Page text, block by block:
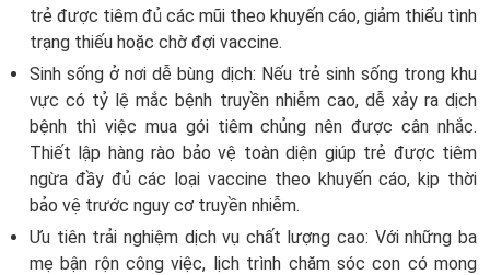
trẻ được tiêm đủ các mũi theo khuyến cáo, giảm thiểu tình
trạng thiếu hoặc chờ đợi vaccine.
Sinh sống ở nơi dễ bùng dịch: Nếu trẻ sinh sống trong khu
vực có tỷ lệ mắc bệnh truyền nhiễm cao, dễ xảy ra dịch
bệnh thì việc mua gói tiêm chủng nên được cân nhắc.
Thiết lập hàng rào bảo vệ toàn diện giúp trẻ được tiêm
ngừa đầy đủ các loại vaccine theo khuyến cáo, kịp thời
bảo vệ trước nguy cơ truyền nhiễm.
Ưu tiên trải nghiệm dịch vụ chất lượng cao: Với những ba
mẹ bận rộn công việc, lịch trình chăm sóc con có mong